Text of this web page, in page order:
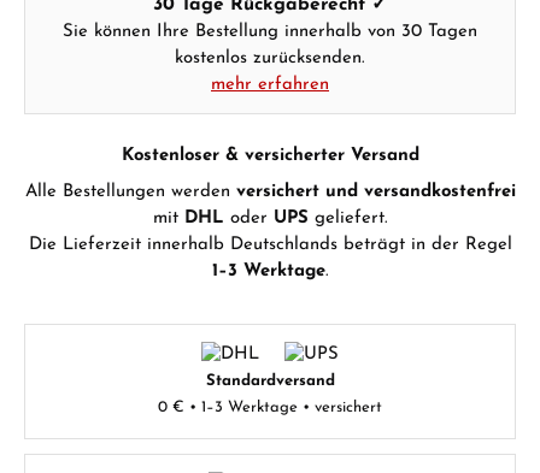
30 Tage Rückgaberecht ✓
Sie können Ihre Bestellung innerhalb von 30 Tagen
kostenlos zurücksenden.
mehr erfahren
Kostenloser & versicherter Versand
Alle Bestellungen werden versichert und versandkostenfrei
mit DHL oder UPS geliefert.
Die Lieferzeit innerhalb Deutschlands beträgt in der Regel
1–3 Werktage.
Standardversand
0 € • 1–3 Werktage • versichert